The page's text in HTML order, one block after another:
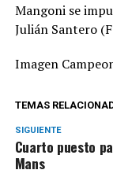
Mangoni se
Julián Santero
Imagen
TEMAS
SIGUIENTE
Cuarto puesto
Mans